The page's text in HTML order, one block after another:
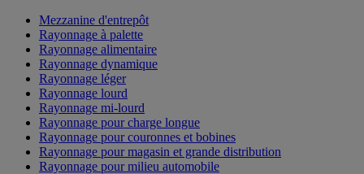
Mezzanine d'entrepôt
Rayonnage à palette
Rayonnage alimentaire
Rayonnage dynamique
Rayonnage léger
Rayonnage lourd
Rayonnage mi-lourd
Rayonnage pour charge longue
Rayonnage pour couronnes et bobines
Rayonnage pour magasin et grande distribution
Rayonnage pour milieu automobile